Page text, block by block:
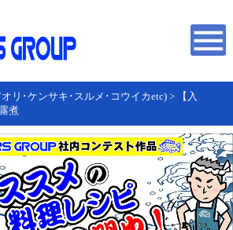
リ･ケンサキ･スルメ･コウイカetc) >
【入
煮